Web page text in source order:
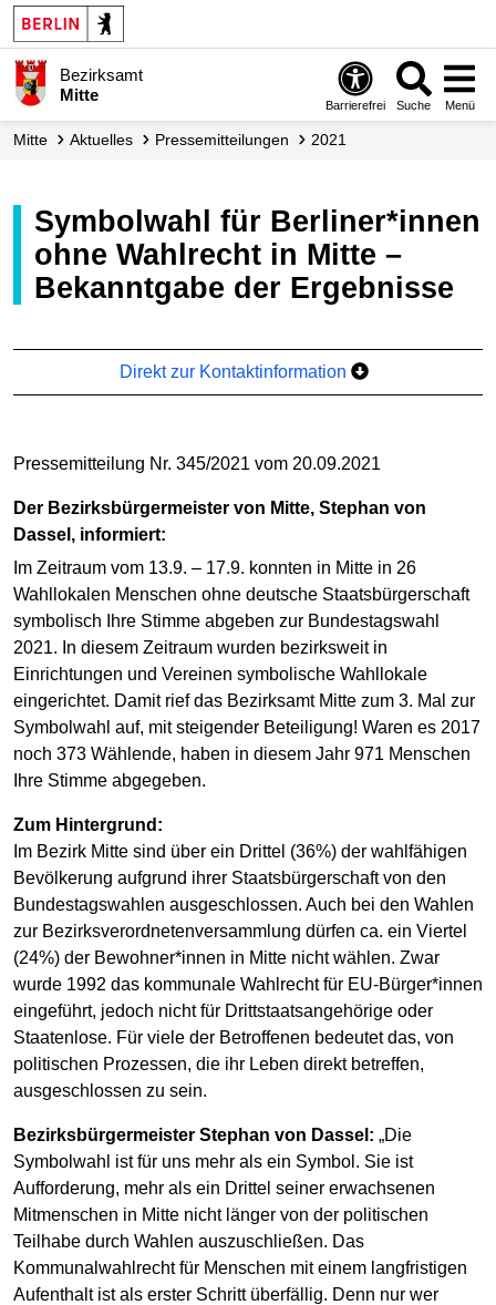
Bezirksamt
Mitte
Barrierefrei Suche Menü
Mitte Aktuelles Presse­mitteilungen 2021
Symbolwahl für Berliner*innen
ohne Wahlrecht in Mitte –
Bekanntgabe der Ergebnisse
Direkt zur Kontaktinformation
Pressemitteilung Nr. 345/2021 vom 20.09.2021
Der Bezirksbürgermeister von Mitte, Stephan von
Dassel, informiert:
Im Zeitraum vom 13.9. – 17.9. konnten in Mitte in 26
Wahllokalen Menschen ohne deutsche Staatsbürgerschaft
symbolisch Ihre Stimme abgeben zur Bundestagswahl
2021. In diesem Zeitraum wurden bezirksweit in
Einrichtungen und Vereinen symbolische Wahllokale
eingerichtet. Damit rief das Bezirksamt Mitte zum 3. Mal zur
Symbolwahl auf, mit steigender Beteiligung! Waren es 2017
noch 373 Wählende, haben in diesem Jahr 971 Menschen
Ihre Stimme abgegeben.
Zum Hintergrund:
Im Bezirk Mitte sind über ein Drittel (36%) der wahlfähigen
Bevölkerung aufgrund ihrer Staatsbürgerschaft von den
Bundestagswahlen ausgeschlossen. Auch bei den Wahlen
zur Bezirksverordnetenversammlung dürfen ca. ein Viertel
(24%) der Bewohner*innen in Mitte nicht wählen. Zwar
wurde 1992 das kommunale Wahlrecht für EU-Bürger*innen
eingeführt, jedoch nicht für Drittstaatsangehörige oder
Staatenlose. Für viele der Betroffenen bedeutet das, von
politischen Prozessen, die ihr Leben direkt betreffen,
ausgeschlossen zu sein.
Bezirksbürgermeister Stephan von Dassel: „Die
Symbolwahl ist für uns mehr als ein Symbol. Sie ist
Aufforderung, mehr als ein Drittel seiner erwachsenen
Mitmenschen in Mitte nicht länger von der politischen
Teilhabe durch Wahlen auszuschließen. Das
Kommunalwahlrecht für Menschen mit einem langfristigen
Aufenthalt ist als erster Schritt überfällig. Denn nur wer